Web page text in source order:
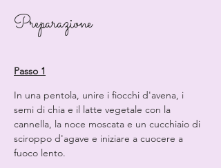
Preparazione
Passo 1
In una pentola, unire i fiocchi d'avena, i
semi di chia e il latte vegetale con la
cannella, la noce moscata e un cucchiaio di
sciroppo d'agave e iniziare a cuocere a
fuoco lento.